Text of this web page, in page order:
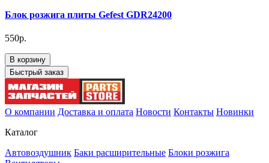
Блок розжига плиты Gefest GDR24200
550р.
В корзину
Быстрый заказ
О компании Доставка и оплата Новости Контакты Новинки
Каталог
Автовоздушник Баки расширительные Блоки розжига